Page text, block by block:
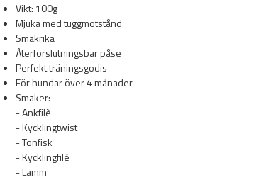
Vikt: 100g
Mjuka med tuggmotstånd
Smakrika
Återförslutningsbar påse
Perfekt träningsgodis
För hundar över 4 månader
Smaker:
- Ankfilè
- Kycklingtwist
- Tonfisk
- Kycklingfilè
- Lamm